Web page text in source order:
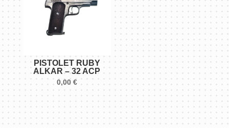
PISTOLET RUBY
ALKAR – 32 ACP
0,00 €